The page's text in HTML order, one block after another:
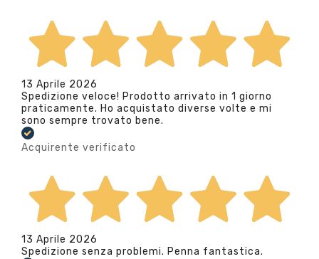
13 Aprile 2026
Spedizione veloce! Prodotto arrivato in 1 giorno
praticamente. Ho acquistato diverse volte e mi
sono sempre trovato bene.
Acquirente verificato
13 Aprile 2026
Spedizione senza problemi. Penna fantastica.